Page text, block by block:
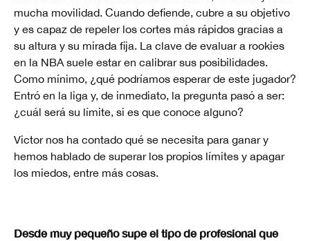
mucha movilidad. Cuando defiende, cubre a su objetivo
y es capaz de repeler los cortes más rápidos gracias a
su altura y su mirada fija. La clave de evaluar a rookies
en la NBA suele estar en calibrar sus posibilidades.
Como mínimo, ¿qué podríamos esperar de este jugador?
Entró en la liga y, de inmediato, la pregunta pasó a ser:
¿cuál será su límite, si es que conoce alguno?
Victor nos ha contado qué se necesita para ganar y
hemos hablado de superar los propios límites y apagar
los miedos, entre más cosas.
Desde muy pequeño supe el tipo de profesional que